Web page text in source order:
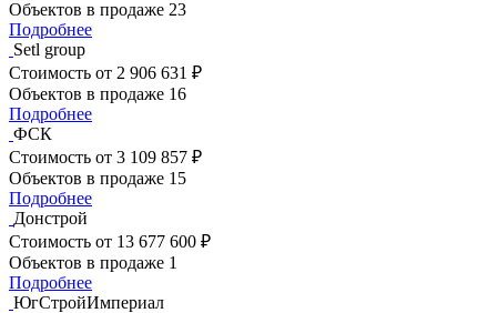
Объектов в продаже 23
Подробнее
Setl group
Стоимость от 2 906 631 ₽
Объектов в продаже 16
Подробнее
ФСК
Стоимость от 3 109 857 ₽
Объектов в продаже 15
Подробнее
Донстрой
Стоимость от 13 677 600 ₽
Объектов в продаже 1
Подробнее
ЮгСтройИмпериал